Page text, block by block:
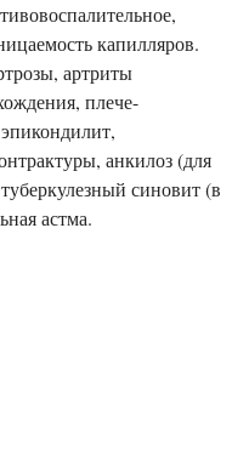
капилляров.
артриты
плече-
анкилоз (для
синовит (в
астма.